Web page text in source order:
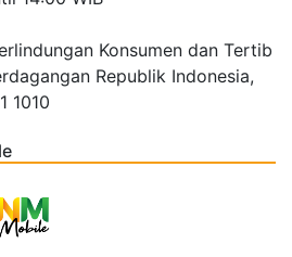
Konsumen dan Tertib
Republik Indonesia,
1010